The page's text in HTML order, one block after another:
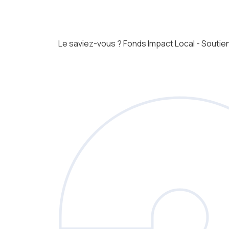
Le saviez-vous ?Fonds Impact Local -